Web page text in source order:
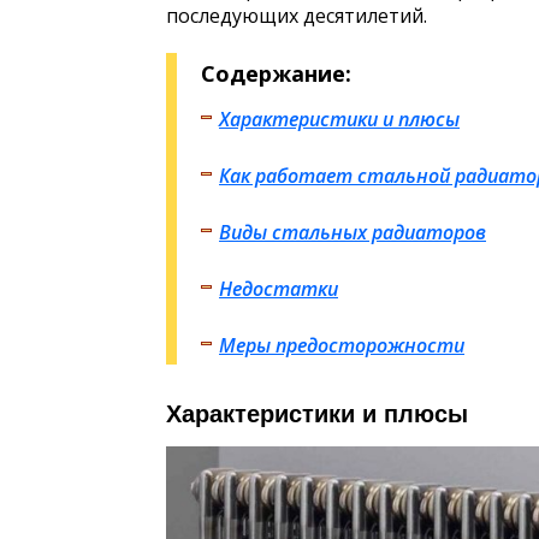
последующих десятилетий.
Содержание:
Характеристики и плюсы
Как работает стальной
Виды стальных радиаторов
Недостатки
Меры предосторожности
Характеристики и плюсы